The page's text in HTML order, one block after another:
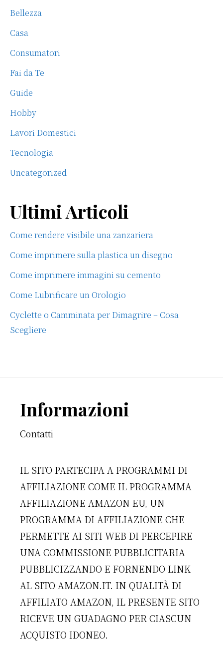
Bellezza
Casa
Consumatori
Fai da Te
Guide
Hobby
Lavori Domestici
Tecnologia
Uncategorized
Ultimi Articoli
Come rendere visibile una zanzariera
Come imprimere sulla plastica un disegno
Come imprimere immagini su cemento
Come Lubrificare un Orologio
Cyclette o Camminata per Dimagrire – Cosa
Scegliere
Footer
Informazioni
Contatti
IL SITO PARTECIPA A PROGRAMMI DI
AFFILIAZIONE COME IL PROGRAMMA
AFFILIAZIONE AMAZON EU, UN
PROGRAMMA DI AFFILIAZIONE CHE
PERMETTE AI SITI WEB DI PERCEPIRE
UNA COMMISSIONE PUBBLICITARIA
PUBBLICIZZANDO E FORNENDO LINK
AL SITO AMAZON.IT. IN QUALITÀ DI
AFFILIATO AMAZON, IL PRESENTE SITO
RICEVE UN GUADAGNO PER CIASCUN
ACQUISTO IDONEO.